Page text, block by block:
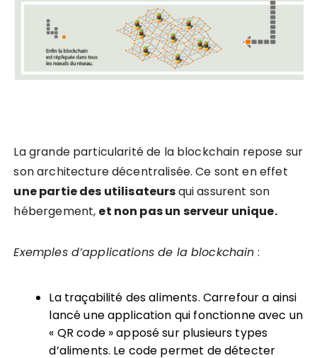
La grande particularité de la blockchain repose sur
son architecture décentralisée. Ce sont en effet
une partie des utilisateursqui assurent son
hébergement, et non pas un serveur unique.
Exemples d’applications de la blockchain :
La traçabilité des aliments. Carrefour a ainsi
lancé une application qui fonctionne avec un
« QR code » apposé sur plusieurs types
d’aliments. Le code permet de détecter